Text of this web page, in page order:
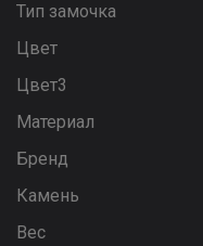
Тип замочка
Цвет
Цвет3
Материал
Бренд
Камень
Вес